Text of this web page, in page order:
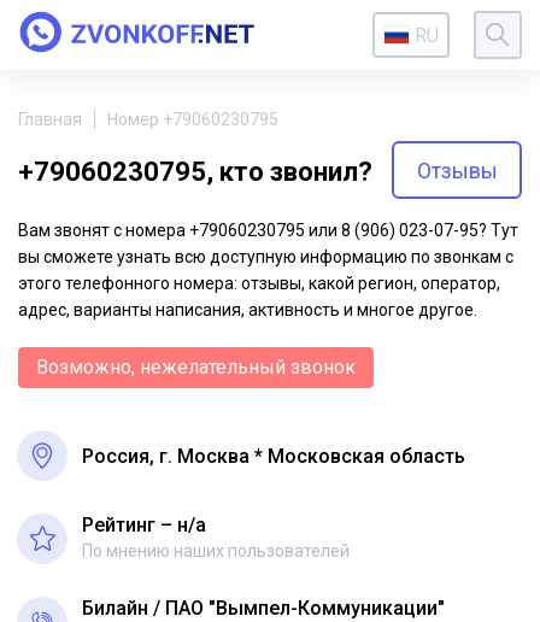
RU
Главная Номер +79060230795
+79060230795, кто звонил? Отзывы
Вам звонят с номера +79060230795 или 8 (906) 023-07-95? Тут
вы сможете узнать всю доступную информацию по звонкам с
этого телефонного номера: отзывы, какой регион, оператор,
адрес, варианты написания, активность и многое другое.
Возможно, нежелательный звонок
Россия, г. Москва * Московская область
Рейтинг – н/a
По мнению наших пользователей
Билайн ПАО "Вымпел-Коммуникации"